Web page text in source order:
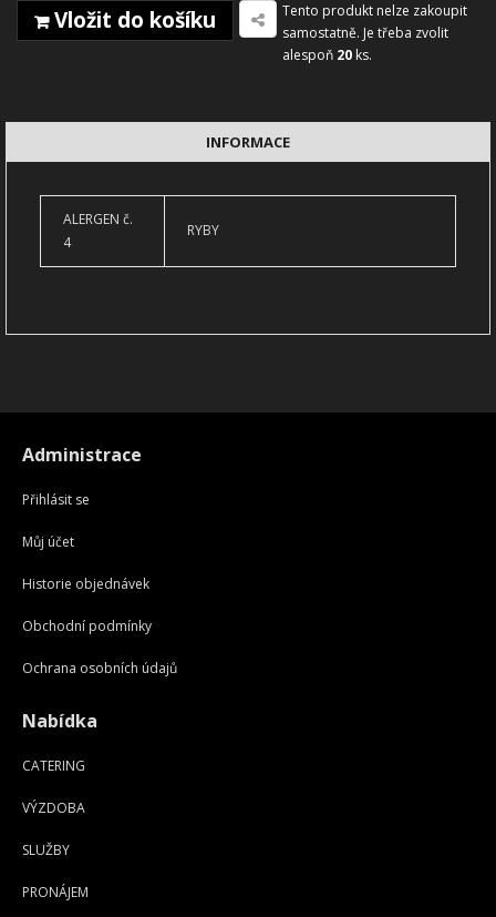
Vložit do košíku
Tento produkt nelze zakoupit
samostatně. Je třeba zvolit
alespoň 20 ks.
INFORMACE
ALERGEN č.
4
RYBY
Administrace
Přihlásit se
Můj účet
Historie objednávek
Obchodní podmínky
Ochrana osobních údajů
Nabídka
CATERING
VÝZDOBA
SLUŽBY
PRONÁJEM